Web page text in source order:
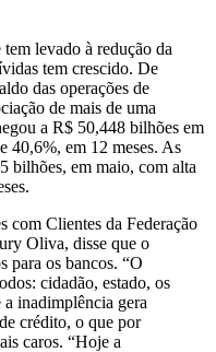
levado à redução da
tem crescido. De
das operações de
de mais de uma
a R$ 50,448 bilhões em
40,6%, em 12 meses. As
bilhões, em maio, com alta
com Clientes da Federação
Oliva, disse que o
para os bancos. “O
cidadão, estado, os
inadimplência gera
crédito, o que por
caros. “Hoje a